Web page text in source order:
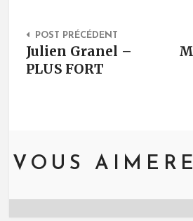
Post
POST PRÉCÉDENT
Julien Granel –
PLUS FORT
VOUS